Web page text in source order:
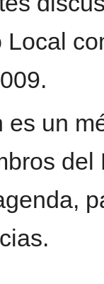
Local
es un